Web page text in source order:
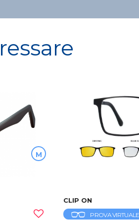
M
CLIP ON
PROVA VIRTUALE